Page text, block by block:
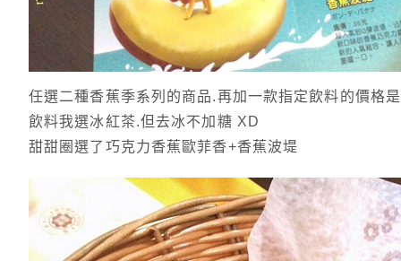
任選二種香蕉季系列的商品.再加一款指定飲料的價格
飲料我選冰紅茶.但去冰不加糖 XD
甜甜圈選了巧克力香蕉歐菲香+香蕉波堤